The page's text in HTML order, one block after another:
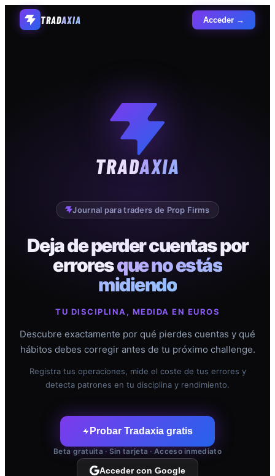
TRADAXIA Acceder →
TRADAXIA
Journal para traders de Prop Firms
Deja de perder cuentas por
erroresque no estás
midiendo
TU DISCIPLINA, MEDIDA EN EUROS
Descubre exactamente por qué pierdes cuentas y qué
hábitos debes corregir antes de tu próximo challenge.
Registra tus operaciones, mide el coste de tus errores y
detecta patrones en tu disciplina y rendimiento.
Probar Tradaxia gratis
Beta gratuita · Sin tarjeta · Acceso inmediato
Acceder con Google